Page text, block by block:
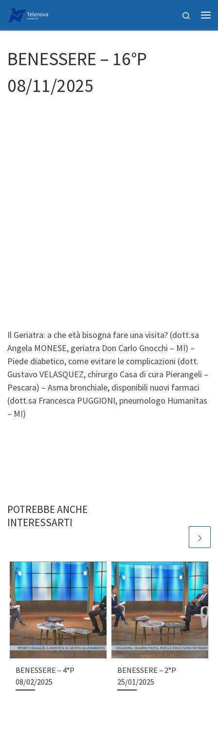
Passa al contenuto
Search
BENESSERE – 16°P
08/11/2025
Il Geriatra: a che età bisogna fare una visita? (dott.sa
Angela MONESE, geriatra Don Carlo Gnocchi – MI) –
Piede diabetico, come evitare le complicazioni (dott.
Gustavo VELASQUEZ, chirurgo Casa di cura Pierangeli –
Pescara) – Asma bronchiale, disponibili nuovi farmaci
(dott.sa Francesca PUGGIONI, pneumologo Humanitas
– MI)
POTREBBE ANCHE
INTERESSARTI
BENESSERE – 4°P
08/02/2025
BENESSERE – 2°P
25/01/2025